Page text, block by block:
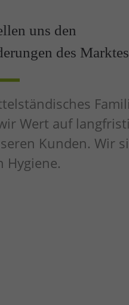
uns den
des Marktes
Wert auf
Kunden. Wir
Hygiene.